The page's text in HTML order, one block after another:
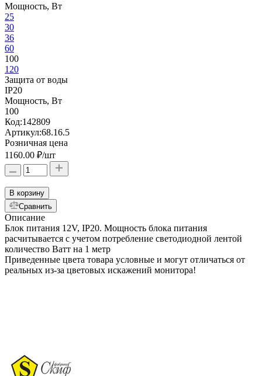
Мощность, Вт
25
30
36
60
100
120
Защита от воды
IP20
Мощность, Вт
100
Код:142809
Артикул:68.16.5
Розничная цена
1160.00 ₽/шт
В корзину
Сравнить
Описание
Блок питания 12V, IP20. Мощность блока питания
расчитывается с учетом потребление светодиодной лентой
количество Ватт на 1 метр
Приведенные цвета товара условные и могут отличаться от
реальных из-за цветовых искажений монитора!